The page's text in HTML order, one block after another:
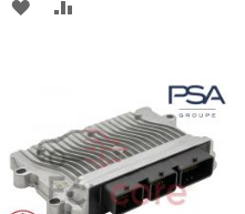
AGREGAR
FAVORITOS